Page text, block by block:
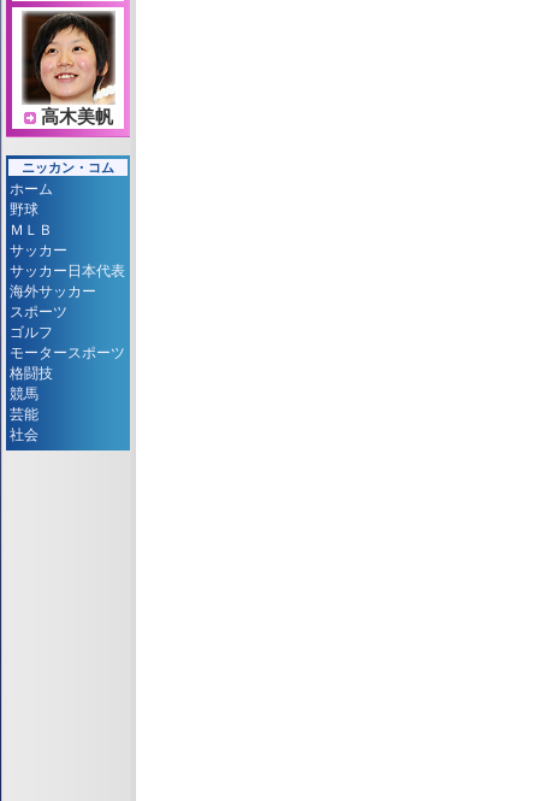
高木美帆
ニッカン・コム
ホーム
野球
ＭＬＢ
サッカー
サッカー日本代表
海外サッカー
スポーツ
ゴルフ
モータースポーツ
格闘技
競馬
芸能
社会